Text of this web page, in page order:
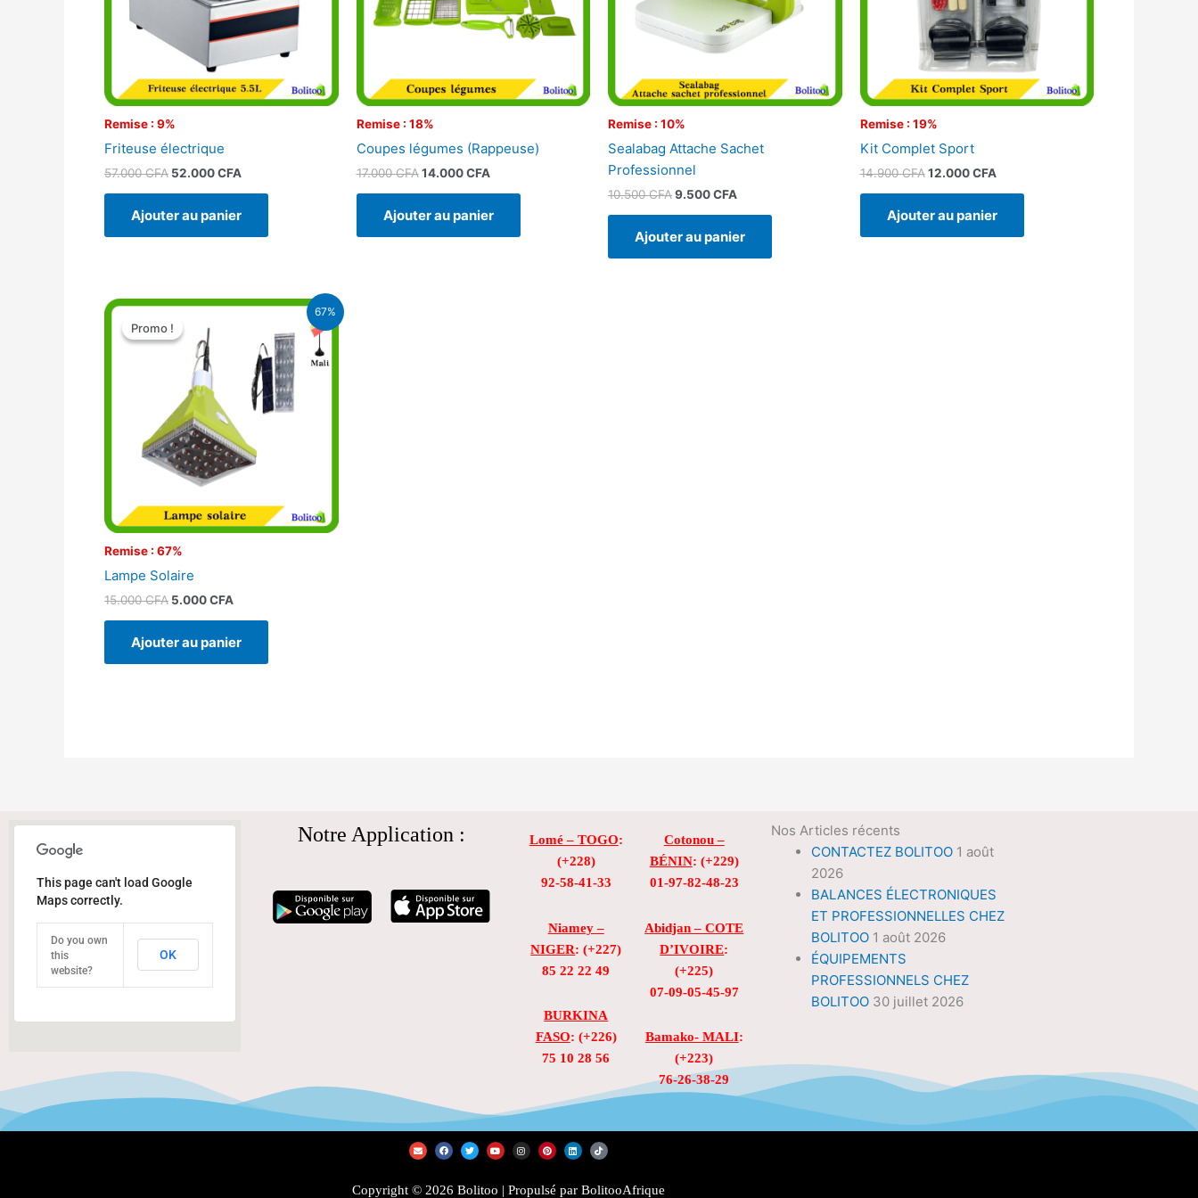
Remise : 9%
Friteuse électrique
57.000CFA 52.000CFA
Ajouter au panier
Remise : 18%
Coupes légumes (Rappeuse)
17.000CFA 14.000CFA
Ajouter au panier
Remise : 10%
Sealabag Attache Sachet
Professionnel
10.500CFA9.500CFA
Ajouter au panier
Remise : 19%
Kit Complet Sport
14.900CFA 12.000CFA
Ajouter au panier
67%
Promo !
Remise : 67%
Promo !
Lampe Solaire
15.000CFA
Le
prix
initial
était :
15.000 CFA.
5.000CFA
Le
5.000 CFA.
Ajouter au panier
This page can't load Google
Maps correctly.
Do you own
this
website?
OK
Notre Application : Lomé – TOGO:
(+228)
92-58-41-33
Niamey –
NIGER: (+227)
85 22 22 49
BURKINA
FASO: (+226)
75 10 28 56
Cotonou –
BÉNIN: (+229)
01-97-82-48-23
Abidjan – COTE
D’IVOIRE:
(+225)
07-09-05-45-97
Bamako- MALI:
(+223)
76-26-38-29
Nos Articles récents
CONTACTEZ BOLITOO 1 août
2026
BALANCES ÉLECTRONIQUES
ET PROFESSIONNELLES CHEZ
BOLITOO 1 août 2026
ÉQUIPEMENTS
PROFESSIONNELS CHEZ
BOLITOO 30 juillet 2026
E
n
v
o
F
a
c
o
T
w
i
e
Y
o
u
b
I
n
s
g
P
i
n
r
L
i
n
d
T
i
k
k
Copyright © 2026 Bolitoo | Propulsé par BolitooAfrique